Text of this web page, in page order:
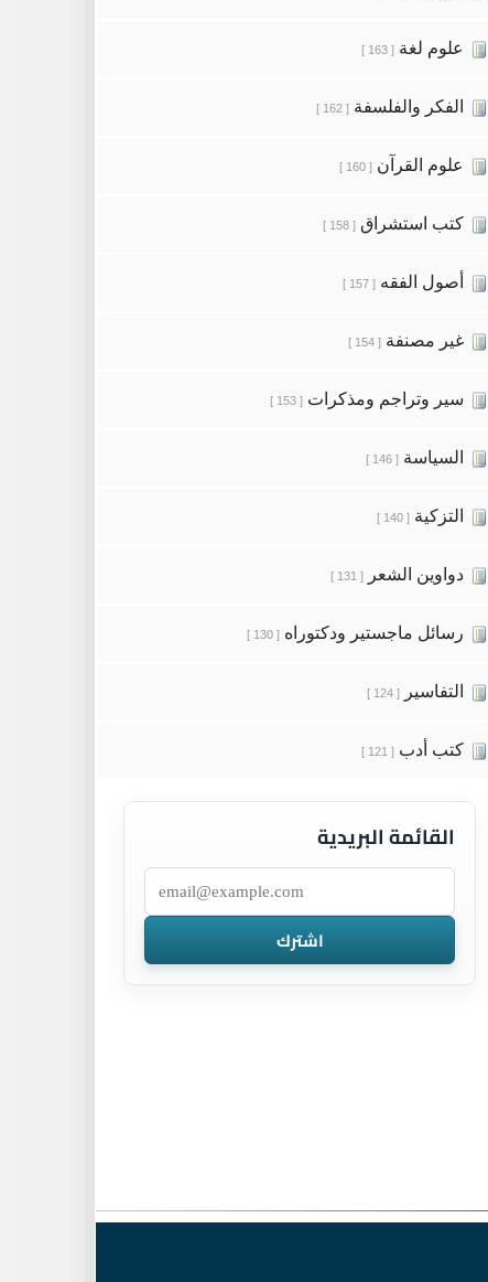
علوم لغة [ 163 ]
الفكر والفلسفة [ 162 ]
علوم القرآن [ 160 ]
كتب استشراق [ 158 ]
أصول الفقه [ 157 ]
غير مصنفة [ 154 ]
سير وتراجم ومذكرات [ 153 ]
السياسة [ 146 ]
التزكية [ 140 ]
دواوين الشعر [ 131 ]
رسائل ماجستير ودكتوراه [ 130 ]
التفاسير [ 124 ]
كتب أدب [ 121 ]
القائمة البريدية